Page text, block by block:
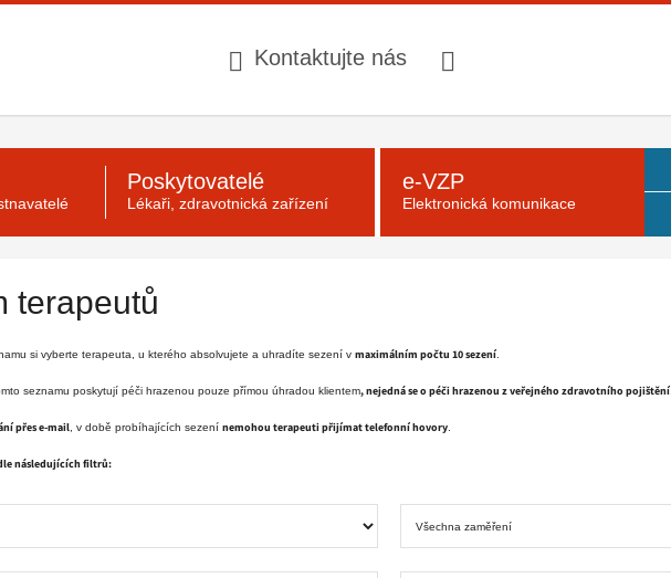
Kontaktujte nás
Poskytovatelé
Lékaři, zdravotnická zařízení
e-VZP
Elektronická komunikace
terapeutů
si vyberte terapeuta, u kterého absolvujete a uhradíte sezení v maximálním počtu 10 sezení
seznamu poskytují péči hrazenou pouze přímou úhradou klientem, nejedná se o péči hrazenou z veřejného zdravotního pojištění
přes e-mail , v době probíhajících sezení nemohou terapeuti přijímat telefonní hovory
následujících filtrů: